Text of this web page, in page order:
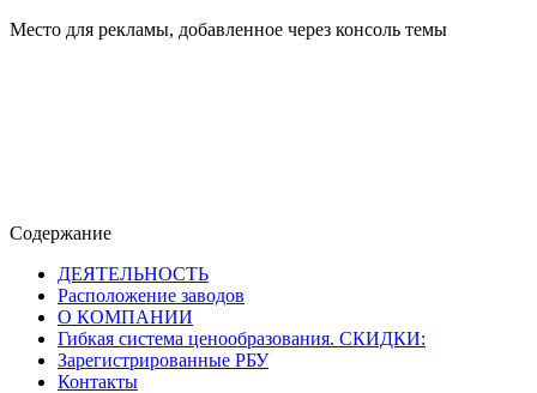
Место для рекламы, добавленное через консоль темы
Содержание
ДЕЯТЕЛЬНОСТЬ
Расположение заводов
О КОМПАНИИ
Гибкая система ценообразования. СКИДКИ:
Зарегистрированные РБУ
Контакты